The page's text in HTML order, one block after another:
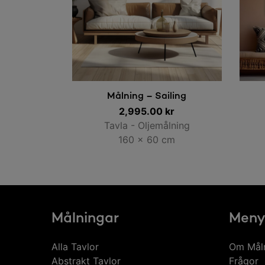
Lägg till i varukorg
Målning – Sailing
2,995.00 kr
Tavla - Oljemålning
160 x 60 cm
Målningar
Alla Tavlor
Abstrakt Tavlor
Meny
Om
Frågor